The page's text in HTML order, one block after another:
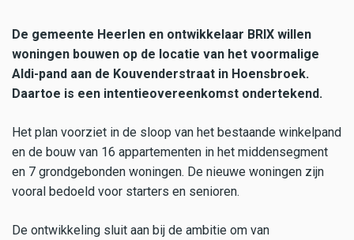
De gemeente Heerlen en ontwikkelaar BRIX willen
woningen bouwen op de locatie van het voormalige
Aldi-pand aan de Kouvenderstraat in Hoensbroek.
Daartoe is een intentieovereenkomst ondertekend.
Het plan voorziet in de sloop van het bestaande winkelpand
en de bouw van 16 appartementen in het middensegment
en 7 grondgebonden woningen. De nieuwe woningen zijn
vooral bedoeld voor starters en senioren.
De ontwikkeling sluit aan bij de ambitie om van